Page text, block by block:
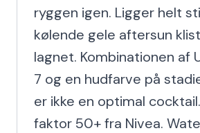
ryggen igen. Ligger helt
kølende gele aftersun
lagnet. Kombinationen af
7 og en hudfarve på
er ikke en optimal
faktor 50+ fra Nivea.